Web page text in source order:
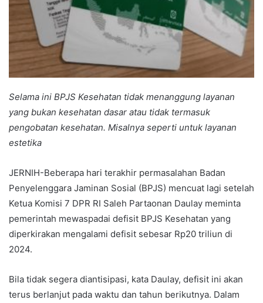
Selama ini BPJS Kesehatan tidak menanggung layanan
yang bukan kesehatan dasar atau tidak termasuk
pengobatan kesehatan. Misalnya seperti untuk layanan
estetika
JERNIH-Beberapa hari terakhir permasalahan Badan
Penyelenggara Jaminan Sosial (BPJS) mencuat lagi setelah
Ketua Komisi 7 DPR RI Saleh Partaonan Daulay meminta
pemerintah mewaspadai defisit BPJS Kesehatan yang
diperkirakan mengalami defisit sebesar Rp20 triliun di
2024.
Bila tidak segera diantisipasi, kata Daulay, defisit ini akan
terus berlanjut pada waktu dan tahun berikutnya. Dalam